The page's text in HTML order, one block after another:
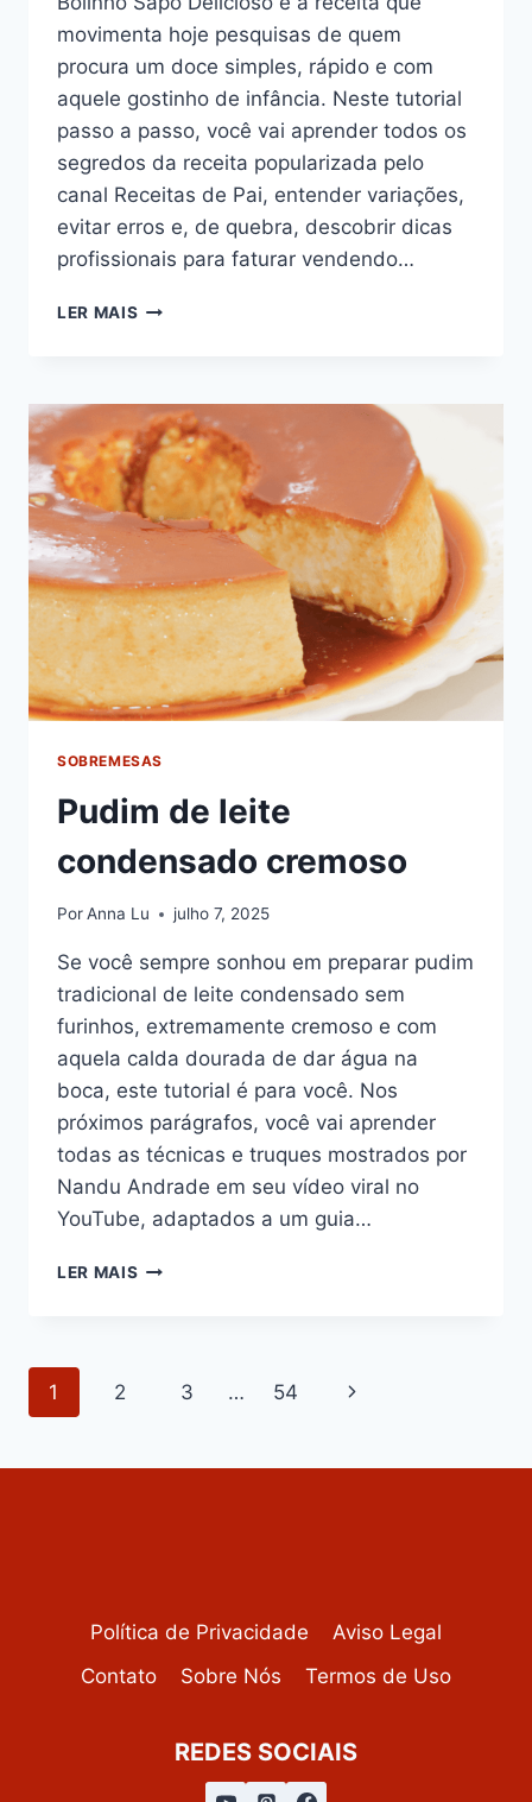
movimenta hoje pesquisas de quem
procura um doce simples, rápido e com
aquele gostinho de infância. Neste tutorial
passo a passo, você vai aprender todos os
segredos da receita popularizada pelo
canal Receitas de Pai, entender variações,
evitar erros e, de quebra, descobrir dicas
profissionais para faturar vendendo…
LER MAIS BOLINHO
SOBREMESAS
Pudim de leite
condensado cremoso
PorAnna Lu julho 7, 2025
Se você sempre sonhou em preparar pudim
tradicional de leite condensado sem
furinhos, extremamente cremoso e com
aquela calda dourada de dar água na
boca, este tutorial é para você. Nos
próximos parágrafos, você vai aprender
todas as técnicas e truques mostrados por
Nandu Andrade em seu vídeo viral no
YouTube, adaptados a um guia…
LER MAIS PUDIM
Navegação
1 2 3 … 54
Página
Política de Privacidade
Aviso Legal
Contato
Sobre Nós Termos de Uso
REDES SOCIAIS